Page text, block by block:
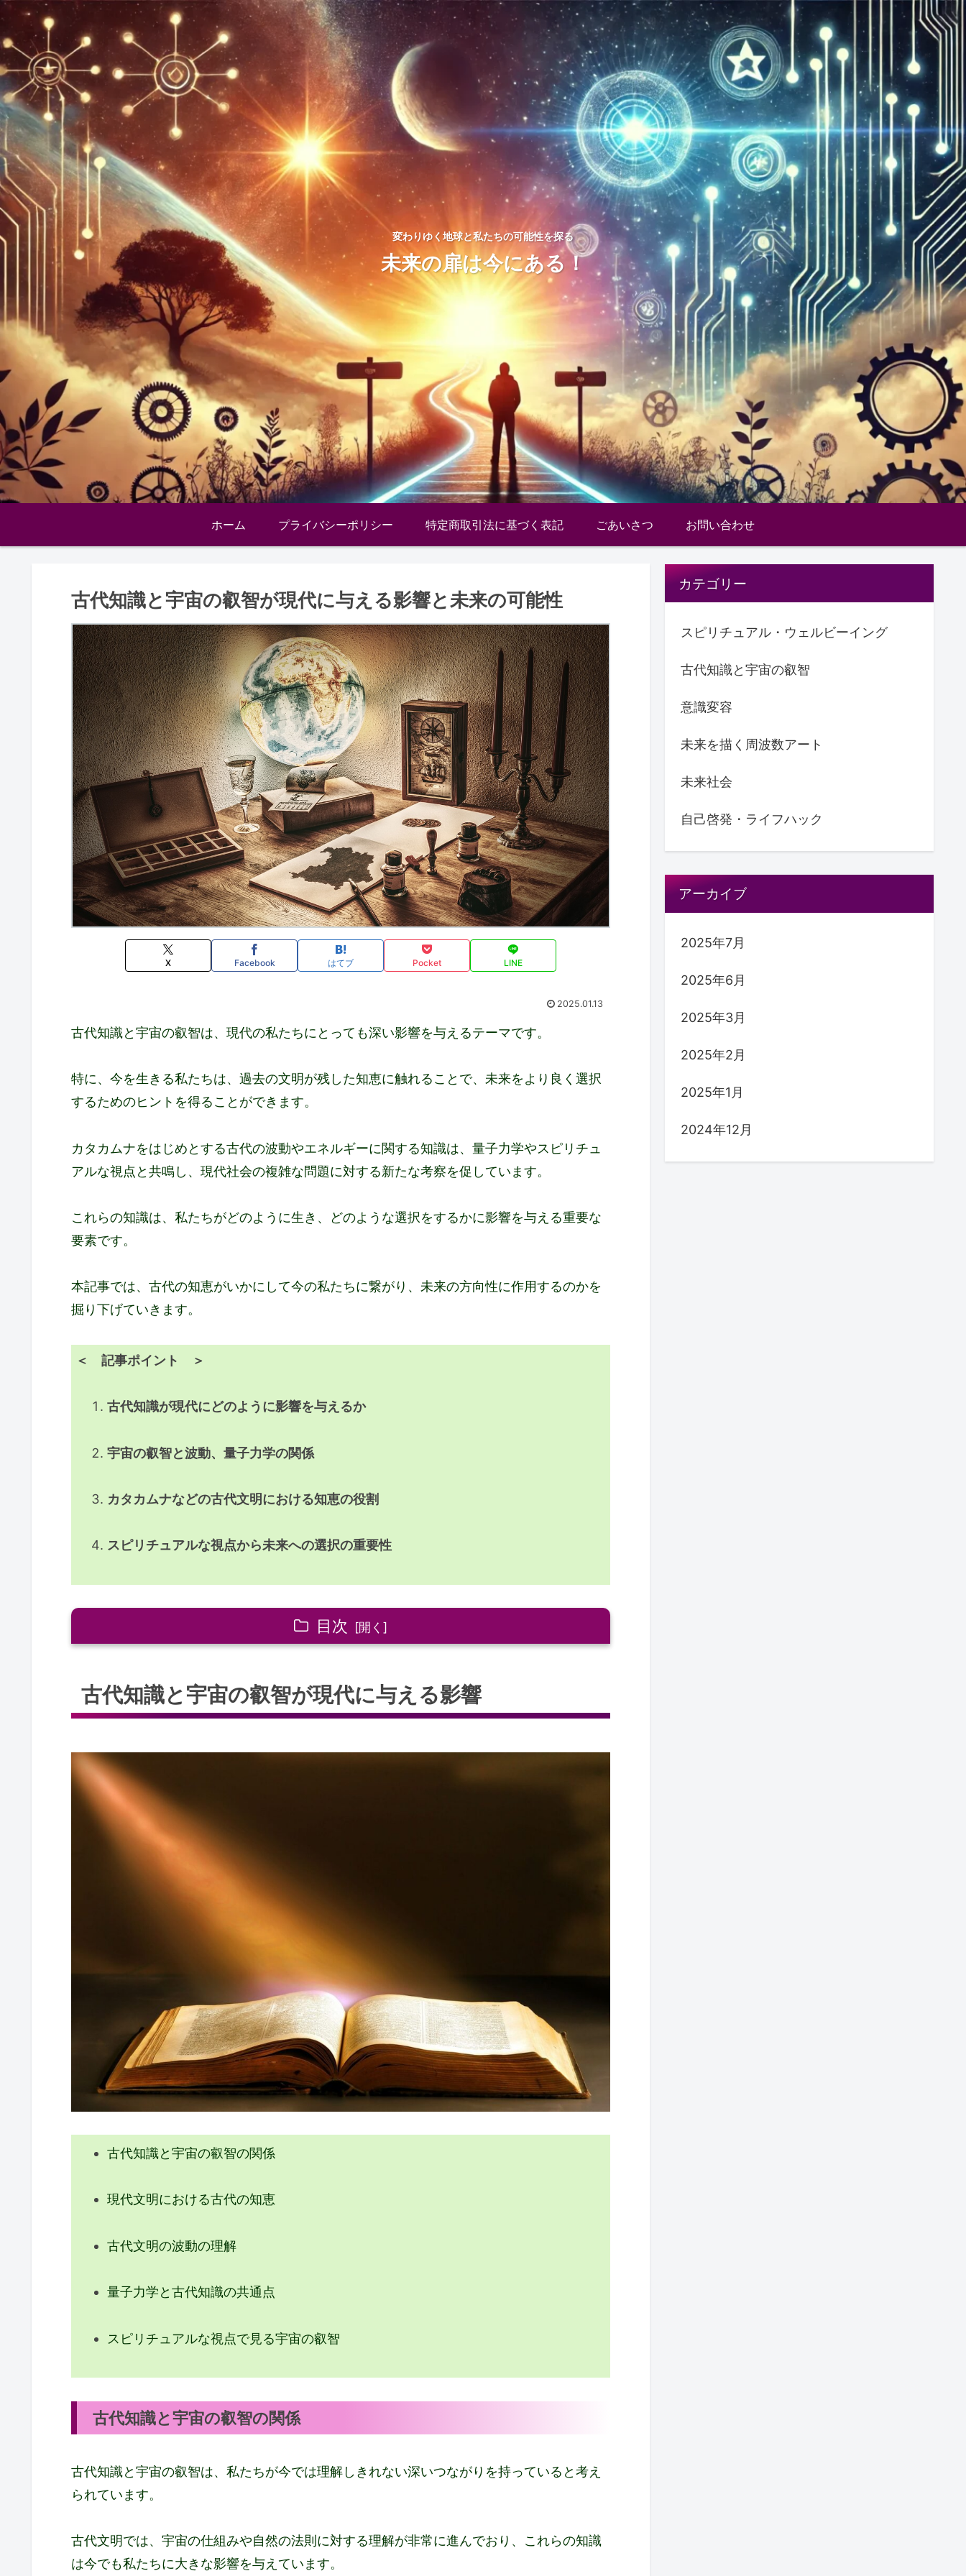
変わりゆく地球と私たちの可能性を探る
未来の扉は今にある！
ホーム プライバシーポリシー 特定商取引法に基づく表記 ごあいさつ お問い合わせ
古代知識と宇宙の叡智が現代に与える影響と未来の可能性
X Facebook はてブ Pocket LINE
2025.01.13
古代知識と宇宙の叡智は、現代の私たちにとっても深い影響を与えるテーマです。
特に、今を生きる私たちは、過去の文明が残した知恵に触れることで、未来をより良く選択
するためのヒントを得ることができます。
カタカムナをはじめとする古代の波動やエネルギーに関する知識は、量子力学やスピリチュ
アルな視点と共鳴し、現代社会の複雑な問題に対する新たな考察を促しています。
これらの知識は、私たちがどのように生き、どのような選択をするかに影響を与える重要な
要素です。
本記事では、古代の知恵がいかにして今の私たちに繋がり、未来の方向性に作用するのかを
掘り下げていきます。
＜ 記事ポイント ＞
古代知識が現代にどのように影響を与えるか
宇宙の叡智と波動、量子力学の関係
カタカムナなどの古代文明における知恵の役割
スピリチュアルな視点から未来への選択の重要性
目次
古代知識と宇宙の叡智の関係
現代文明における古代の知恵
スピリチュアルな視点で見る宇宙の叡智
古代知識と宇宙の叡智が未来を形作る
カタカムナと未来の技術のつながり
未来の選択肢と古代の知恵
古代知識が現代の選択に与える影響
量子力学と未来社会の関係
古代知識と宇宙の叡智が現代に与える影響と未来の可能性の総括
古代知識と宇宙の叡智が現代に与える影響
古代知識と宇宙の叡智の関係
現代文明における古代の知恵
古代文明の波動の理解
量子力学と古代知識の共通点
スピリチュアルな視点で見る宇宙の叡智
古代知識と宇宙の叡智の関係
古代知識と宇宙の叡智は、私たちが今では理解しきれない深いつながりを持っていると考え
られています。
古代文明では、宇宙の仕組みや自然の法則に対する理解が非常に進んでおり、これらの知識
は今でも私たちに大きな影響を与えています。
カテゴリー
スピリチュアル・ウェルビーイング
古代知識と宇宙の叡智
意識変容
未来を描く周波数アート
未来社会
自己啓発・ライフハック
アーカイブ
2025年7月
2025年6月
2025年3月
2025年2月
2025年1月
2024年12月